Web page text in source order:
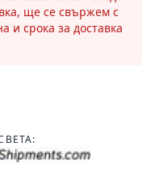
ще се свържем с
и срока за доставка